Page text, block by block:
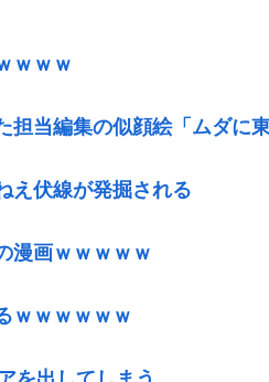
ｗｗｗ
当編集の似顔絵「ムダに東
え伏線が発掘される
漫画ｗｗｗｗｗ
ｗｗｗｗｗｗ